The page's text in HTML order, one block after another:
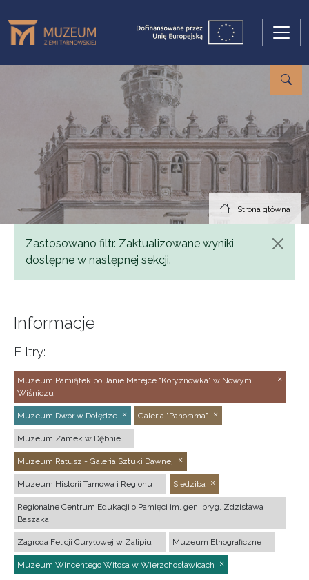
Strona główna
Komunikat
Zastosowano filtr. Zaktualizowane wyniki
dostępne w następnej sekcji.
Informacje
Filtry:
Muzeum Pamiątek po Janie Matejce "Koryznówka" w Nowym
Wiśniczu
Muzeum Dwór w Dołędze Galeria "Panorama"
Muzeum Zamek w Dębnie
Muzeum Ratusz - Galeria Sztuki Dawnej
Muzeum Historii Tarnowa i Regionu Siedziba
Regionalne Centrum Edukacji o Pamięci im. gen. bryg. Zdzisława
Baszaka
Zagroda Felicji Curyłowej w Zalipiu Muzeum Etnograficzne
Muzeum Wincentego Witosa w Wierzchosławicach